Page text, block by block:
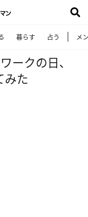
暮らす 占う メ
ークの日、
みた